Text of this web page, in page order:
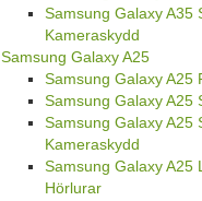
Samsung Galaxy A35
Kameraskydd
Samsung Galaxy A25
Samsung Galaxy A25
Samsung Galaxy A25
Samsung Galaxy A25
Kameraskydd
Samsung Galaxy A25
Hörlurar